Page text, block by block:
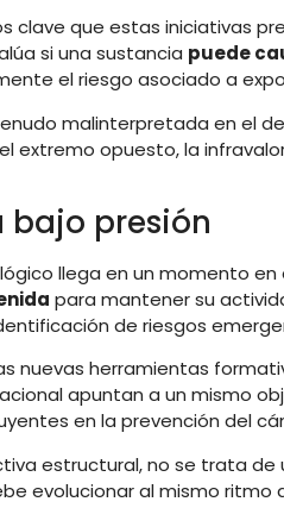
clave que estas iniciativas
si una sustancia puede
el riesgo asociado a
malinterpretada en el
extremo opuesto, la
bajo presión
llega en un momento
para mantener su
de riesgos
nuevas herramientas
apuntan a un mismo
en la prevención del
estructural, no se trata
evolucionar al mismo ritmo